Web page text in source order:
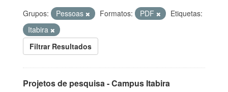
Grupos: Pessoas Formatos: PDF
Etiquetas:
Itabira
Filtrar Resultados
Projetos de pesquisa - Campus Itabira